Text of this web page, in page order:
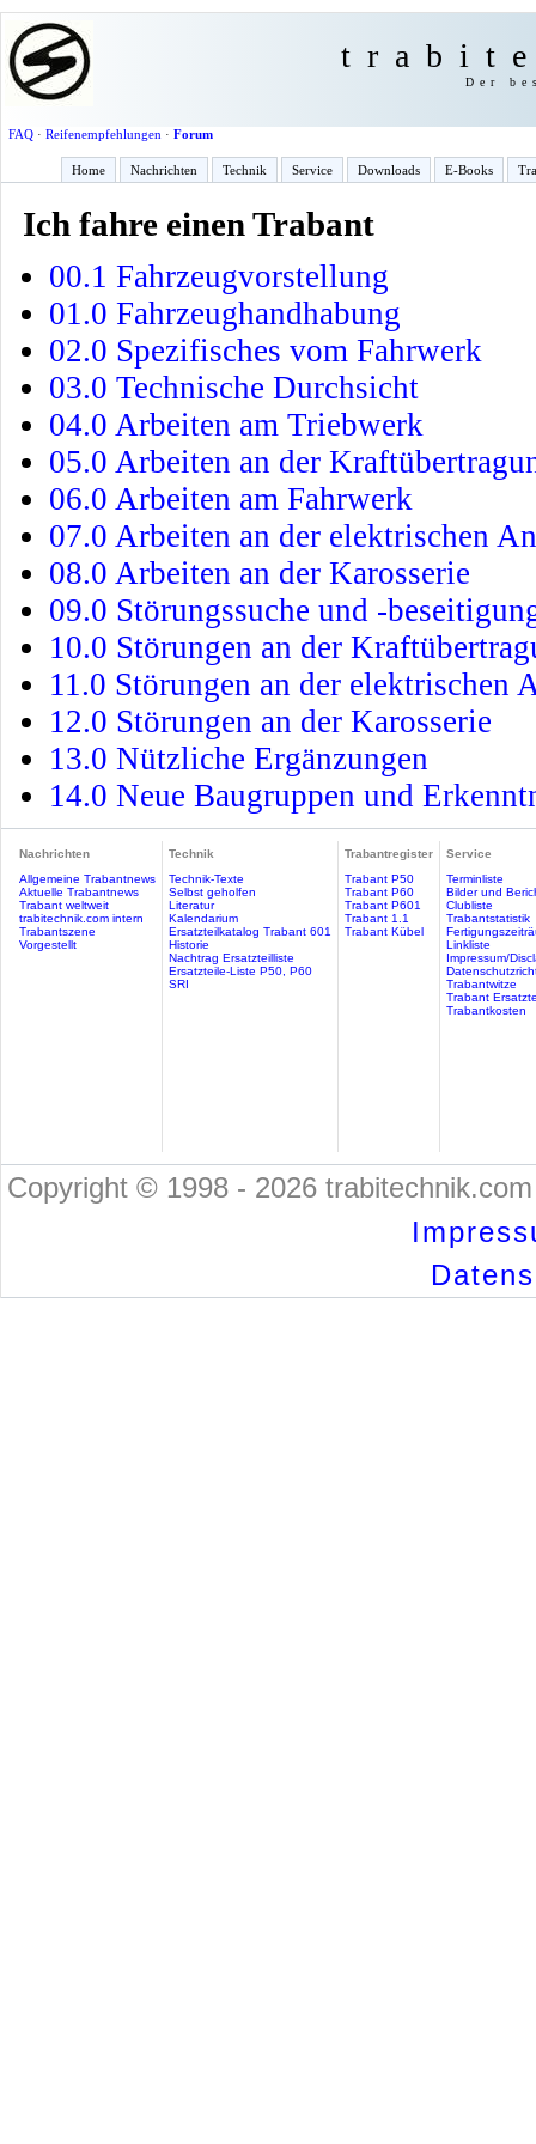
Der
FAQ· Reifenempfehlungen · Forum
Home Nachrichten Technik Service Downloads E-Books
Ich fahre einen Trabant
00.1 Fahrzeugvorstellung
01.0 Fahrzeughandhabung
02.0 Spezifisches vom Fahrwerk
03.0 Technische Durchsicht
04.0 Arbeiten am Triebwerk
05.0 Arbeiten an der
06.0 Arbeiten am Fahrwerk
07.0 Arbeiten an der elektrischen
08.0 Arbeiten an der Karosserie
09.0 Störungssuche und -
10.0 Störungen an der
11.0 Störungen an der elektrischen
12.0 Störungen an der Karosserie
13.0 Nützliche Ergänzungen
14.0 Neue Baugruppen und
Nachrichten
Allgemeine Trabantnews
Aktuelle Trabantnews
Trabant weltweit
trabitechnik.com intern
Trabantszene
Vorgestellt
Technik
Technik-Texte
Selbst geholfen
Literatur
Kalendarium
Ersatzteilkatalog Trabant 601
Historie
Nachtrag Ersatzteilliste
Ersatzteile-Liste P50, P60
SRI
Trabantregister
Trabant P50
Trabant P60
Trabant P601
Trabant 1.1
Trabant Kübel
Service
Terminliste
Bilder und
Clubliste
Trabantstatistik
Linkliste
Impressum/
Trabantwitze
Trabant
Trabantkosten
Copyright © 1998 - 2026